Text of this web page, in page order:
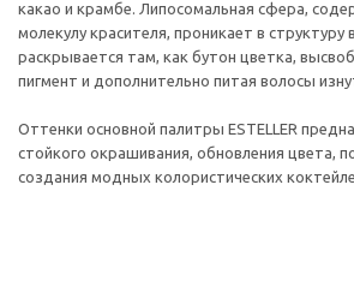
какао и крамбе. Липосомальная сфера,
молекулу красителя, проникает в структуру
раскрывается там, как бутон цветка,
пигмент и дополнительно питая волосы
Оттенки основной палитры ESTELLER
стойкого окрашивания, обновления цвета,
создания модных колористических